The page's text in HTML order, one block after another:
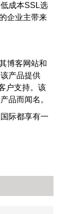
成本SSL选
企业主带来
博客网站和
产品提供
户支持。该
品而闻名。
际都享有一